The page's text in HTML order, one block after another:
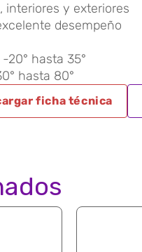
interiores y exteriores
desempeño
20° hasta 35°
hasta 80°
ficha técnica